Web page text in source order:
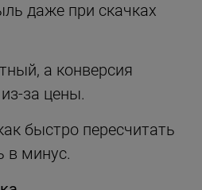
даже при скачках
а конверсия
за цены.
быстро пересчитать
в минус.